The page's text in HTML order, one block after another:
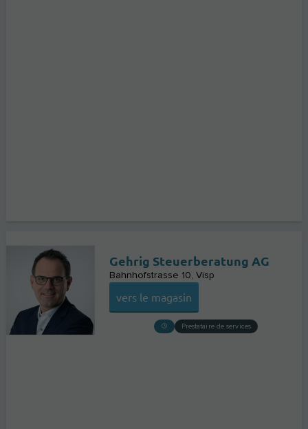
Gehrig Steuerberatung AG
Bahnhofstrasse 10 Visp
vers le magasin
Prestataire de services